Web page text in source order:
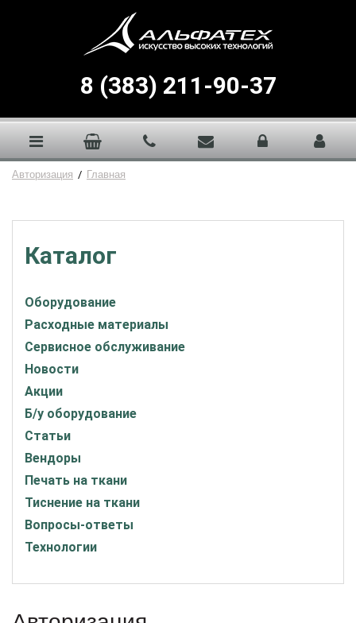
8 (383) 211-90-37
Авторизация / Главная
Каталог
Оборудование
Расходные материалы
Сервисное обслуживание
Новости
Акции
Б/у оборудование
Статьи
Вендоры
Печать на ткани
Тиснение на ткани
Вопросы-ответы
Технологии